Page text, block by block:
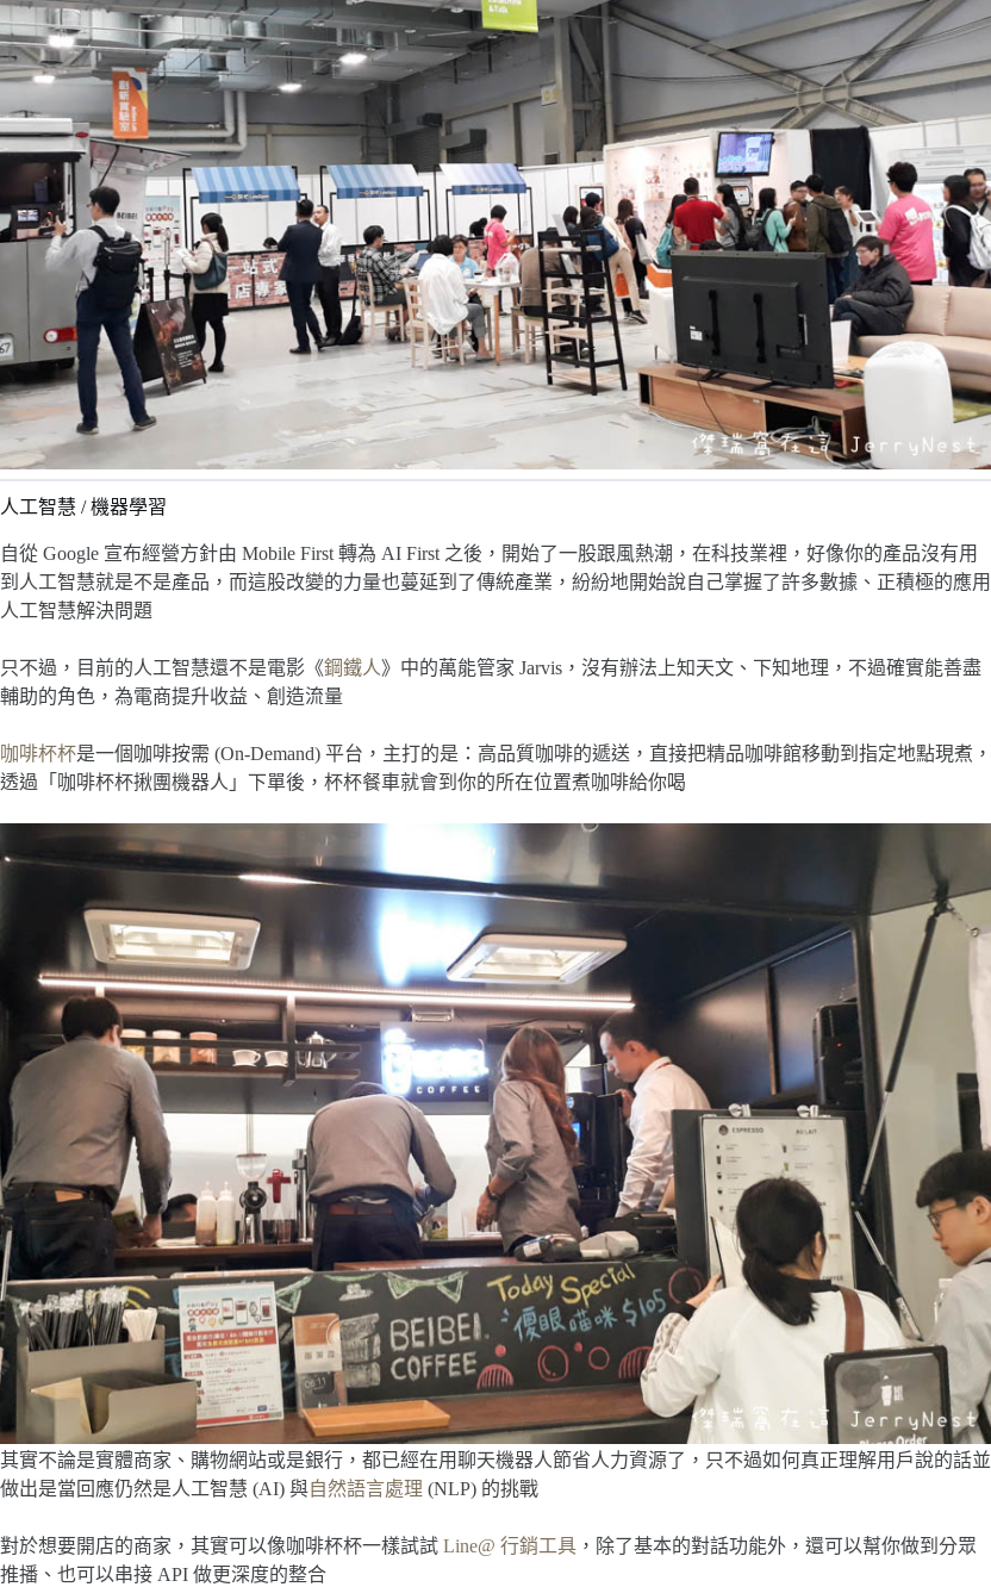
人工智慧 / 機器學習
自從 Google 宣布經營方針由 Mobile First 轉為 AI First 之後，開始了一股跟風熱潮，在科技業裡，好像你的產品沒有用
到人工智慧就是不是產品，而這股改變的力量也蔓延到了傳統產業，紛紛地開始說自己掌握了許多數據、正積極的應用
人工智慧解決問題
只不過，目前的人工智慧還不是電影《鋼鐵人》中的萬能管家 Jarvis，沒有辦法上知天文、下知地理，不過確實能善盡
輔助的角色，為電商提升收益、創造流量
咖啡杯杯是一個咖啡按需 (On-Demand) 平台，主打的是：高品質咖啡的遞送，直接把精品咖啡館移動到指定地點現煮，
透過「咖啡杯杯揪團機器人」下單後，杯杯餐車就會到你的所在位置煮咖啡給你喝
其實不論是實體商家、購物網站或是銀行，都已經在用聊天機器人節省人力資源了，只不過如何真正理解用戶說的話並
做出是當回應仍然是人工智慧 (AI) 與自然語言處理 (NLP) 的挑戰
對於想要開店的商家，其實可以像咖啡杯杯一樣試試 Line@ 行銷工具 ，除了基本的對話功能外，還可以幫你做到分眾
推播、也可以串接 API 做更深度的整合